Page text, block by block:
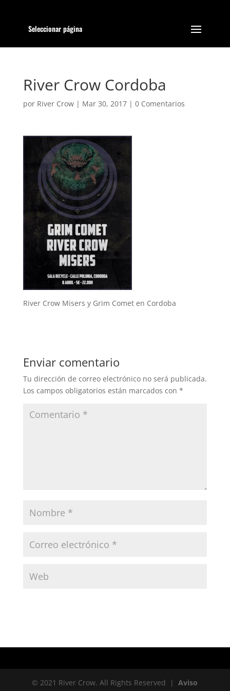
Seleccionar página
River Crow Cordoba
por River Crow| Mar 30, 2017| 0 Comentarios
River Crow Misers y Grim Comet en Cordoba
Enviar comentario
Tu dirección de correo electrónico no será publicada.
Los campos obligatorios están marcados con *
© 2021 River Crow. All Rights Reserved | Aviso